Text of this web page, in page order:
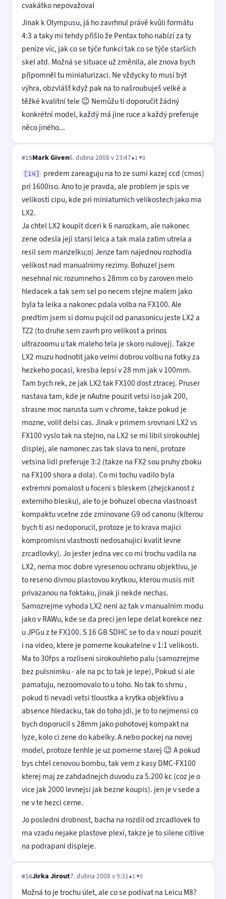
cvakátko nepovažoval
Jinak k Olympusu, já ho zavrhnul právě kvůli formátu
4:3 a taky mi tehdy přišlo že Pentax toho nabízí za ty
peníze víc, jak co se týče funkcí tak co se týče starších
skel atd. Možná se situace už změnila, ale znova bych
připomněl tu miniaturizaci. Ne vždycky to musí být
výhra, obzvlášť když pak na to našroubuješ velké a
těžké kvalitní tele 😉 Nemůžu ti doporučit žádný
konkrétní model, každý má jine ruce a každý preferuje
něco jiného...
#15Mark Given6. dubna 2008 v 23:47▲1 ▼0
[14]
predem zareaguju na to ze sumi kazej ccd (cmos)
pri 1600iso. Ano to je pravda, ale problem je spis ve
velikosti cipu, kde pri miniaturnich velikostech jako ma
LX2.
Ja chtel LX2 koupit dceri k 6 narozkam, ale nakonec
zene odesla jeji starsi leica a tak mala zatim utrela a
resil sem manzelku;o) Jenze tam najednou rozhodla
velikost nad manualnimy rezimy. Bohuzel jsem
nesehnal nic rozumneho s 28mm co by zaroven melo
hledacek a tak sem sel po necem stejne malem jako
byla ta leika a nakonec pdala volba na FX100. Ale
predtim jsem si domu pujcil od panasonicu jeste LX2 a
TZ2 (to druhe sem zavrh pro velikost a prinos
ultrazoomu u tak maleho tela je skoro nulovej). Takze
LX2 muzu hodnotit jako velmi dobrou volbu na fotky za
hezkeho pocasi, kresba lepsi v 28 mm jak v 100mm.
Tam bych rek, ze jak LX2 tak FX100 dost ztracej. Pruser
nastava tam, kde je nAutne pouzit vetsi iso jak 200,
strasne moc narusta sum v chrome, takze pokud je
mozne, volit delsi cas. Jinak v primem srovnani LX2 vs
FX100 vyslo tak na stejno, na LX2 se mi libil sirokouhlej
displej, ale namonec zas tak slava to neni, protoze
vetsina lidi preferuje 3:2 (takze na FX2 sou pruhy zboku
na FX100 shora a dola). Co mi tochu vadilo byla
extremni pomalost u foceni s bleskem (zhejckanost z
externiho blesku), ale to je bohuzel obecna vlastnoast
kompaktu vcetne zde zminovane G9 od canonu (klterou
bych ti asi nedoporucil, protoze je to krava majici
kompromisni vlastnosti nedosahujici kvalit levne
zrcadlovky). Jo jester jedna vec co mi trochu vadila na
LX2, nema moc dobre vyresenou ochranu objektivu, je
to reseno divnou plastovou krytkou, kterou musis mit
privazanou na foktaku, jinak ji nekde nechas.
Samozrejme vyhoda LX2 neni az tak v manualnim modu
jako v RAWu, kde se da preci jen lepe delat korekce nez
u JPGu z te FX100. S 16 GB SDHC se to da v nouzi pouzit
i na video, ktere je pomerne koukatelne v 1:1 velikosti.
Ma to 30fps a rozliseni sirokouhleho palu (samozrejme
bez pulsnimku - ale na pc to tak je lepe), Pokud si ale
pamatuju, nezoomovalo to u toho. No tak to shrnu ,
pokud ti nevadi vetsi tloustka a krytka objektivu a
absence hledacku, tak do toho jdi, je to to nejmensi co
bych doporucil s 28mm jako pohotovej kompakt na
lyze, kolo ci zene do kabelky. A nebo pockej na novej
model, protoze tenhle je uz pomerne starej 😉 A pokud
bys chtel cenovou bombu, tak vem z kasy DMC-FX100
kterej maj ze zahdadnejch duvodu za 5.200 kc (coz je o
vice jak 2000 levnejsi jak bezne koupis). jen je v sede a
ne v te hezci cerne.
Jo posledni drobnost, bacha na rozdil od zrcadlovek to
ma vzadu nejake plastove plexi, takze je to silene citlive
na podrapani displeje.
#16Jirka Jirout7. dubna 2008 v 9:31▲1 ▼0
Možná to je trochu úlet, ale co se podívat na Leicu M8?